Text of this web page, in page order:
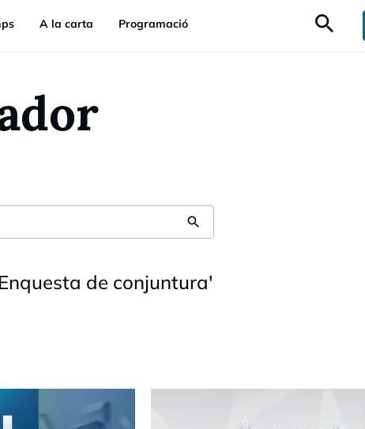
A la carta Programació search
search
Enquesta de conjuntura'